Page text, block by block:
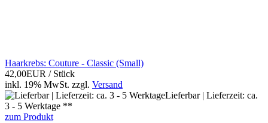
Haarkrebs: Couture - Classic (Small)
42,00EUR / Stück
inkl. 19% MwSt. zzgl. Versand
Lieferbar | Lieferzeit: ca.
3 - 5 Werktage **
zum Produkt